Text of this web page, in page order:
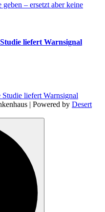
liefert Warnsignal
| Powered by Desert